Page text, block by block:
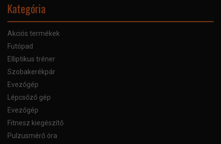
Kategória
Akciós termékek
Futópad
Elliptikus tréner
Szobakerékpár
Evezőgép
Lépcsőző gép
Evezőgép
Fitnesz kiegészítő
Pulzusmérő óra